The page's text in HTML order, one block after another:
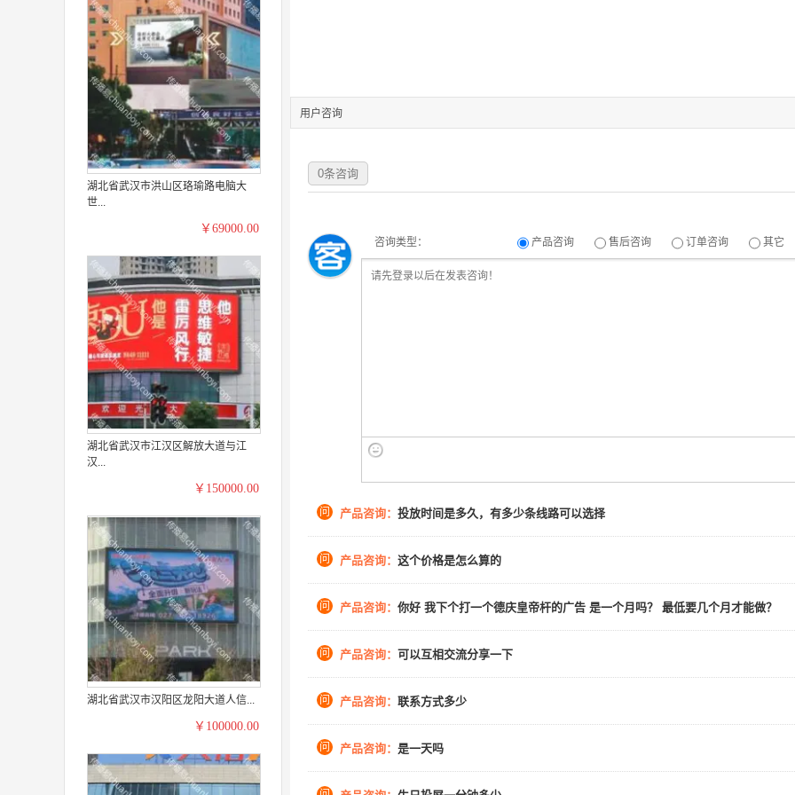
湖北省武汉市洪山区珞瑜路电脑大
世...
￥69000.00
湖北省武汉市江汉区解放大道与江
汉...
￥150000.00
湖北省武汉市汉阳区龙阳大道人信...
￥100000.00
用户咨询
0条咨询
咨询类型： 产品咨询 售后咨询 订单咨询 其它
问 产品咨询： 投放时间是多久，有多少条线路可以选择
问 产品咨询： 这个价格是怎么算的
问 产品咨询： 你好 我下个打一个德庆皇帝杆的广告 是一个月吗？ 最低要几个月才能做？
问 产品咨询： 可以互相交流分享一下
问 产品咨询： 联系方式多少
问 产品咨询： 是一天吗